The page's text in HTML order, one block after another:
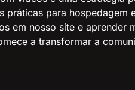
práticas para
em nosso site e aprender
a transformar a